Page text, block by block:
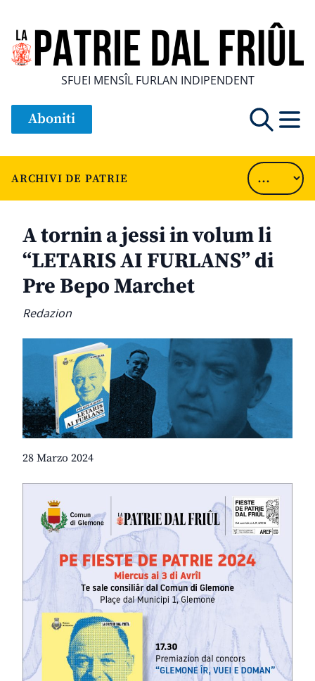
SFUEI MENSÎL FURLAN INDIPENDENT
Aboniti
ARCHIVI DE PATRIE
A tornin a jessi in volum li
“LETARIS AI FURLANS” di
Pre Bepo Marchet
Redazion
28 Marzo 2024